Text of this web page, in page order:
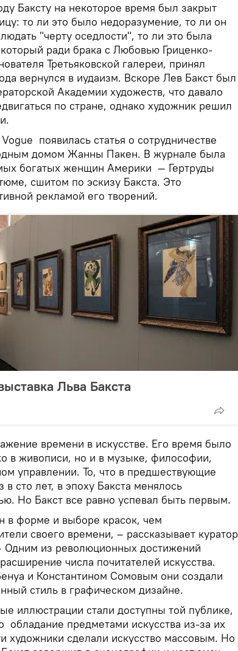
Баксту на некоторое время был закрыт
то ли это было недоразумение, то ли он
"черту оседлости", то ли это была
который ради брака с Любовью Гриценко-
Третьяковской галереи, принял
вернулся в иудаизм. Вскоре Лев Бакст был
Академии художеств, что давало
по стране, однако художник решил
появилась статья о сотрудничестве
домом Жанны Пакен. В журнале была
богатых женщин Америки — Гертруды
сшитом по эскизу Бакста. Это
рекламой его творений.
Льва Бакста
времени в искусстве. Его время было
в живописи, но и в музыке, философии,
управлении. То, что в предшествующие
сто лет, в эпоху Бакста менялось
Но Бакст все равно успевал быть первым.
в форме и выборе красок, чем
своего времени, – рассказывает куратор
Одним из революционных достижений
числа почитателей искусства.
и Константином Сомовым они создали
стиль в графическом дизайне.
иллюстрации стали доступны той публике,
обладание предметами искусства из-за их
художники сделали искусство массовым. Но